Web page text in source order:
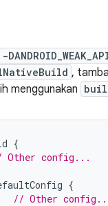
-
,
menggunakan
{
Other config...
{
// Other